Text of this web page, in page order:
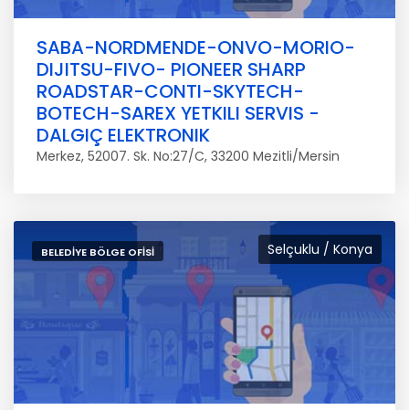
SABA-NORDMENDE-ONVO-MORIO-
DIJITSU-FIVO- PIONEER SHARP
ROADSTAR-CONTI-SKYTECH-
BOTECH-SAREX YETKILI SERVIS -
DALGIÇ ELEKTRONIK
Merkez, 52007. Sk. No:27/C, 33200 Mezitli/Mersin
Selçuklu / Konya
BELEDIYE BÖLGE OFISI